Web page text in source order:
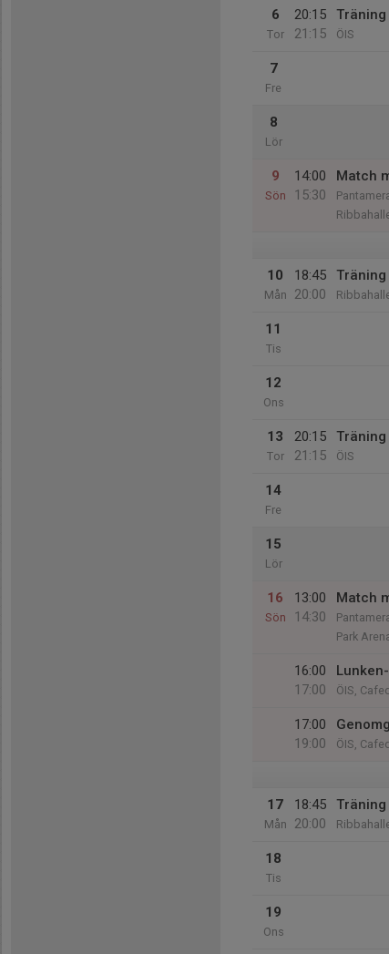
6
Tor
20:15
21:15
Träning
ÖIS
7
Fre
8
Lör
9
Sön
14:00
15:30
Match
10
Mån
18:45
20:00
Träning
11
Tis
12
Ons
13
Tor
20:15
21:15
Träning
ÖIS
14
Fre
15
Lör
16
Sön
13:00
14:30
Match
Park
16:00
17:00
ÖIS,
17:00
19:00
ÖIS,
17
Mån
18:45
20:00
Träning
18
Tis
19
Ons